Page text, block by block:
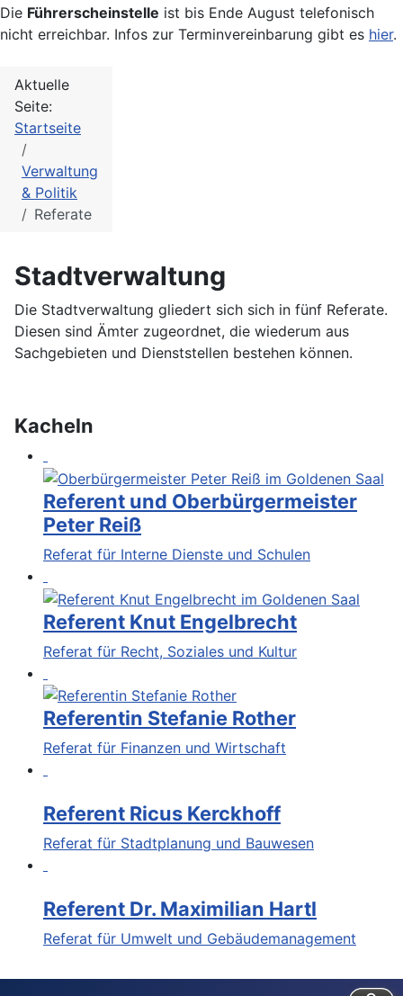
Die Führerscheinstelle ist bis Ende August telefonisch
nicht erreichbar. Infos zur Terminvereinbarung gibt es hier.
Aktuelle
Seite:
Startseite
Verwaltung
& Politik
Referate
Stadtverwaltung
Die Stadtverwaltung gliedert sich sich in fünf Referate.
Diesen sind Ämter zugeordnet, die wiederum aus
Sachgebieten und Dienststellen bestehen können.
Kacheln
Referent und Oberbürgermeister
Peter Reiß
Referat für Interne Dienste und Schulen
Referent Knut Engelbrecht
Referat für Recht, Soziales und Kultur
Referentin Stefanie Rother
Referat für Finanzen und Wirtschaft
Referent Ricus Kerckhoff
Referat für Stadtplanung und Bauwesen
Referent Dr. Maximilian Hartl
Referat für Umwelt und Gebäudemanagement